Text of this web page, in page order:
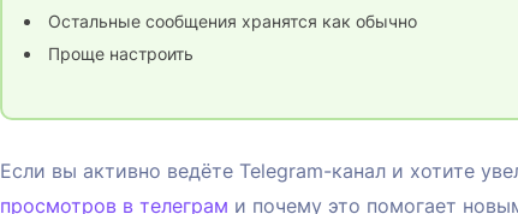
Остальные сообщения хранятся как обычно
Проще настроить
Если вы активно ведёте Telegram-канал и хотите
просмотров в телеграм и почему это помогает